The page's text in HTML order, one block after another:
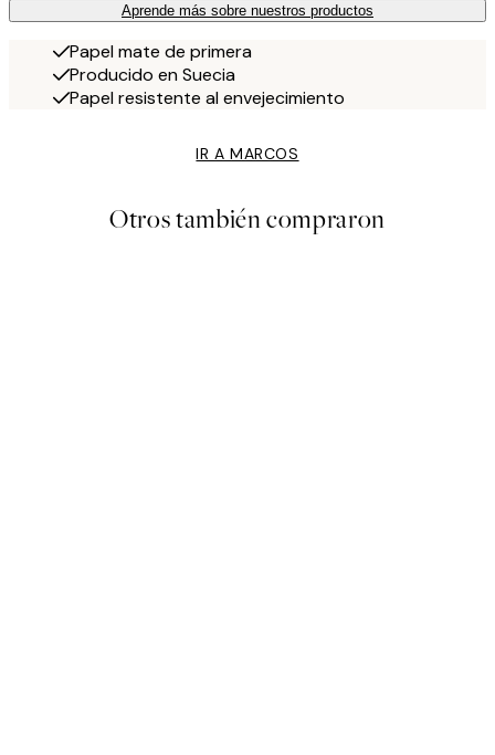
Aprende más sobre nuestros productos
Papel mate de primera
Producido en Suecia
Papel resistente al envejecimiento
IR A MARCOS
Otros también compraron